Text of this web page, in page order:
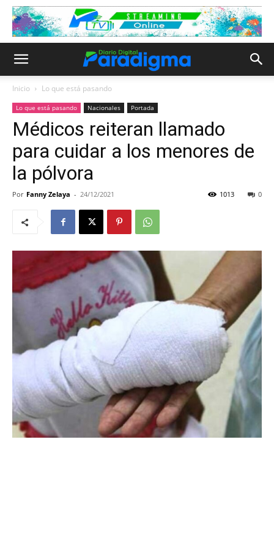
Inicio Lo que está pasando
Lo que está pasando Nacionales Portada
Médicos reiteran llamado
para cuidar a los menores de
la pólvora
Por Fanny Zelaya - 24/12/2021 0
1013